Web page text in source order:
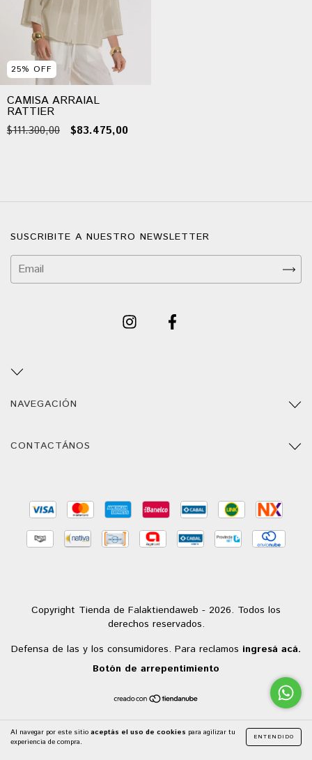
Al navegar por este sitio aceptás el uso de cookies para agilizar tu
experiencia de compra.
ENTENDIDO
25% OFF
CAMISA ARRAIAL
RATTIER
$111.300,00 $83.475,00
SUSCRIBITE A NUESTRO NEWSLETTER
NAVEGACIÓN
CONTACTÁNOS
Copyright Tienda de Falaktiendaweb - 2026. Todos los
derechos reservados.
Defensa de las y los consumidores. Para reclamos ingresá acá.
Botón de arrepentimiento